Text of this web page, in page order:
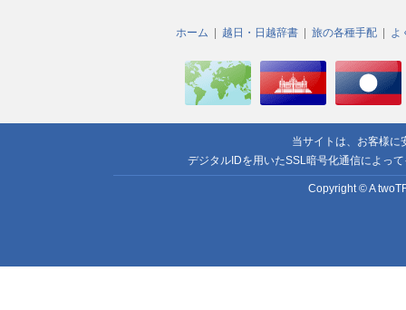
ホーム 越日・日越辞書 旅の各種手配 よ
当サイトは、お客様に
デジタルIDを用いたSSL暗号化通信によっ
Copyright © A